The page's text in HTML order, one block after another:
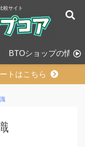
較サイト
BTOショップの情報
トはこちら